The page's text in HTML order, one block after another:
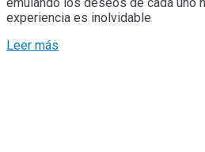
emulando los deseos de cada uno
experiencia es inolvidable
Leer más